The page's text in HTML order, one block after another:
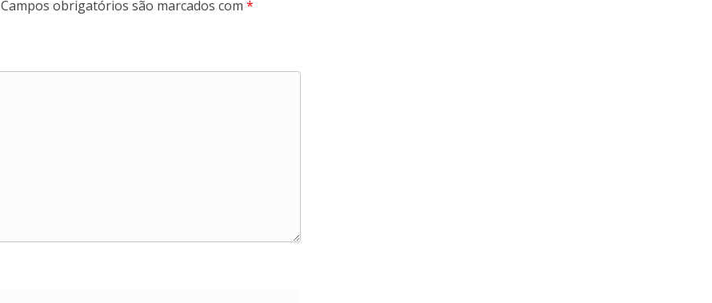
Campos obrigatórios são marcados com *